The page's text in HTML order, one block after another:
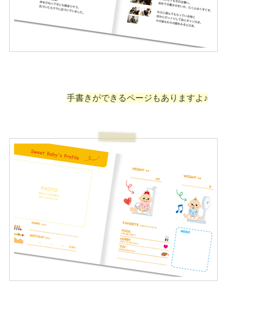
手書きができるページもありますよ♪